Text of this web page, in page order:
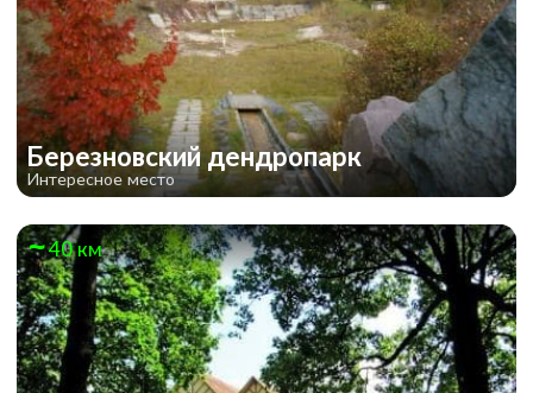
Березновский дендропарк
Интересное место
40 км